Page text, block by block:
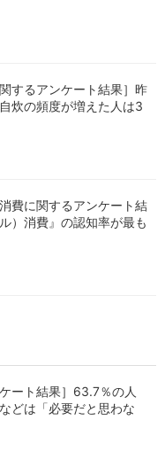
するアンケート結果］昨
炊の頻度が増えた人は3
費に関するアンケート結
）消費』の認知率が最も
ート結果］63.7％の人
どは「必要だと思わな